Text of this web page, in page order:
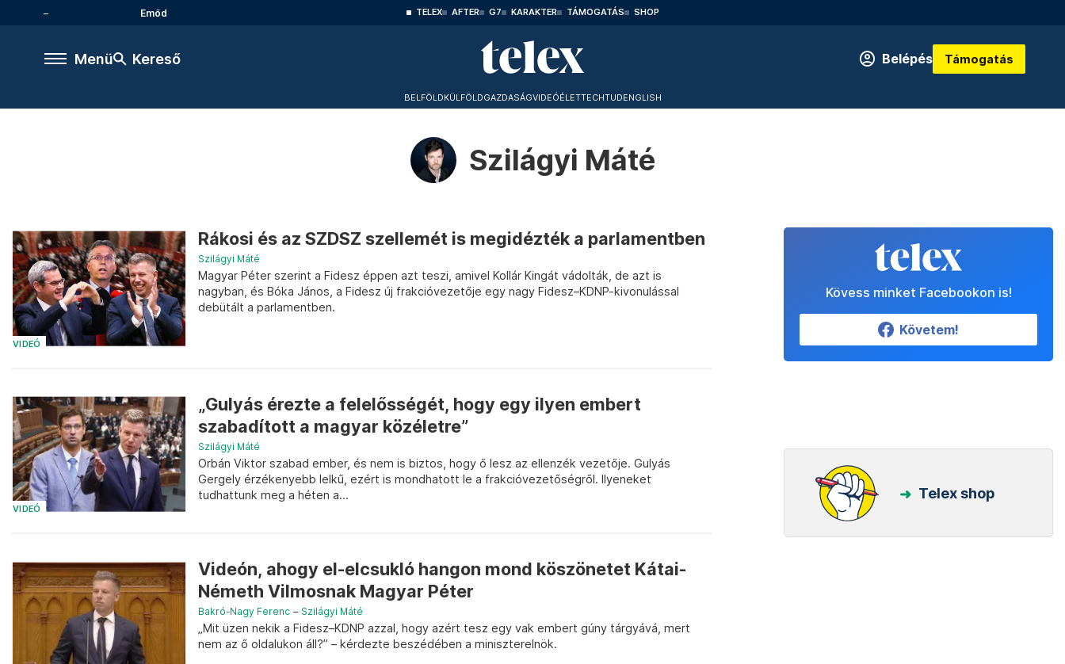
Emőd TELEX AFTER G7 KARAKTER TÁMOGATÁS SHOP
Menü Kereső Belépés Támogatás
BELFÖLDKÜLFÖLDGAZDASÁGVIDEÓÉLETTECHTUDENGLISH
Szilágyi Máté
VIDEÓ
Rákosi és az SZDSZ szellemét is megidézték a parlamentben
Szilágyi Máté
Magyar Péter szerint a Fidesz éppen azt teszi, amivel Kollár Kingát vádolták, de azt is
nagyban, és Bóka János, a Fidesz új frakcióvezetője egy nagy Fidesz–KDNP-kivonulással
debütált a parlamentben.
VIDEÓ
„Gulyás érezte a felelősségét, hogy egy ilyen embert
szabadított a magyar közéletre”
Szilágyi Máté
Orbán Viktor szabad ember, és nem is biztos, hogy ő lesz az ellenzék vezetője. Gulyás
Gergely érzékenyebb lelkű, ezért is mondhatott le a frakcióvezetőségről. Ilyeneket
tudhattunk meg a héten a...
Videón, ahogy el-elcsukló hangon mond köszönetet Kátai-
Németh Vilmosnak Magyar Péter
Bakró-Nagy Ferenc – Szilágyi Máté
„Mit üzen nekik a Fidesz–KDNP azzal, hogy azért tesz egy vak embert gúny tárgyává, mert
nem az ő oldalukon áll?” – kérdezte beszédében a miniszterelnök.
Kövess minket Facebookon is!
Követem!
Telex shop